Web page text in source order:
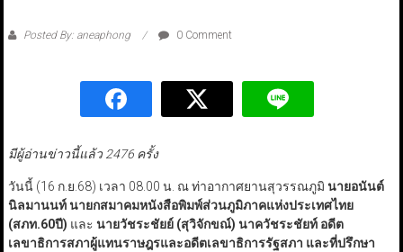
Posted By: aneaphong 0 Comment
มีผู้อ่านข่าวนี้แล้ว 2476 ครั้ง
วันนี้ (16 ก.ย.68) เวลา 08.00 น. ณ ท่าอากาศยานสุวรรณภูมิ นายอนันต์
นิลมานนท์ นายกสมาคมหนังสือพิมพ์ส่วนภูมิภาคแห่งประเทศไทย
(สภท.60ปี) และ นายวัชระชัยย์ (สุวิจักขณ์) นาควัชระชัยท์ อดีต
เลขาธิการสภาผู้แทนราษฎรและอดีตเลขาธิการรัฐสภา และที่ปรึกษา